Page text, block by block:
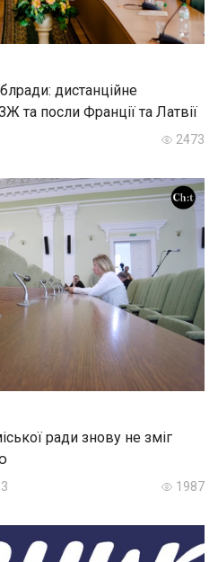
дистанційне
та посли Франції та Латвії
2473
ради знову не зміг
1987